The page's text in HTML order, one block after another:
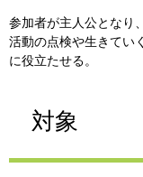
参加者が主人公となり
活動の点検や生きてい
に役立たせる。
対象